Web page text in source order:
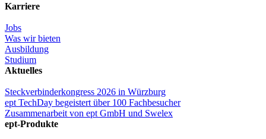
Karriere
Jobs
Was wir bieten
Ausbildung
Studium
Aktuelles
Steckverbinderkongress 2026 in Würzburg
ept TechDay begeistert über 100 Fachbesucher
Zusammenarbeit von ept GmbH und Swelex
ept-Produkte